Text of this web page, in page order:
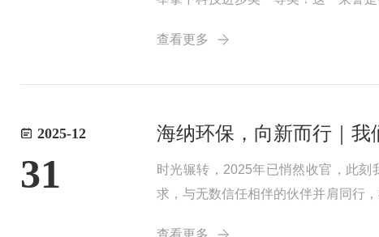
的重要标尺。...
查看更多
2025-12
31
海纳环保，向新而行｜我
时光辗转，2025年已悄然收官，此
求，与无数信任相伴的伙伴并肩同行
查看更多